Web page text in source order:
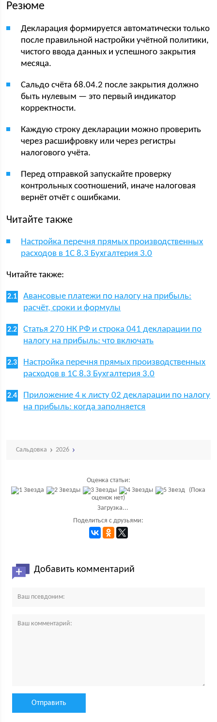
Резюме
Декларация формируется автоматически только
после правильной настройки учётной политики,
чистого ввода данных и успешного закрытия
месяца.
Сальдо счёта 68.04.2 после закрытия должно
быть нулевым — это первый индикатор
корректности.
Каждую строку декларации можно проверить
через расшифровку или через регистры
налогового учёта.
Перед отправкой запускайте проверку
контрольных соотношений, иначе налоговая
вернёт отчёт с ошибками.
Читайте также
Настройка перечня прямых производственных
расходов в 1С 8.3 Бухгалтерия 3.0
Читайте также:
Авансовые платежи по налогу на прибыль:
расчёт, сроки и формулы
Статья 270 НК РФ и строка 041 декларации по
налогу на прибыль: что включать
Настройка перечня прямых производственных
расходов в 1С 8.3 Бухгалтерия 3.0
Приложение 4 к листу 02 декларации по налогу
на прибыль: когда заполняется
Сальдовка 2026
Оценка статьи:
(Пока
оценок нет)
Загрузка...
Поделиться с друзьями:
Добавить комментарий